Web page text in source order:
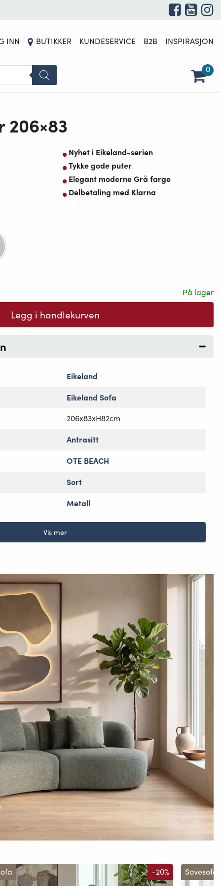
INN BUTIKKER KUNDESERVICE B2B INSPIRASJON
0
206×83
Nyhet i Eikeland-serien
Tykke gode puter
Elegant moderne Grå farge
Delbetaling med Klarna
På lager
Legg i handlekurven
Eikeland
Eikeland Sofa
206x83xH82cm
Antrasitt
OTE BEACH
Sort
Metall
Vis mer
-20% Sovesofa